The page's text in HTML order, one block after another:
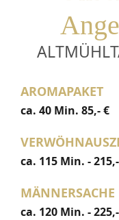
AROMAPAKET
ca. 40 Min. 85,- €
ca. 115 Min. -
MÄNNERSACHE
ca. 120 Min. -